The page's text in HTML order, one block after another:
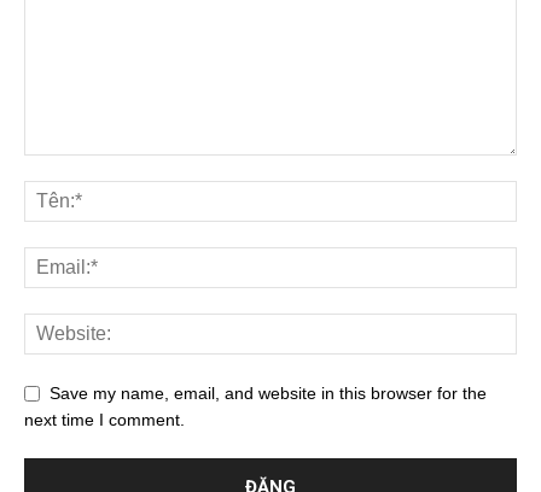
Save my name, email, and website in this browser for the
next time I comment.